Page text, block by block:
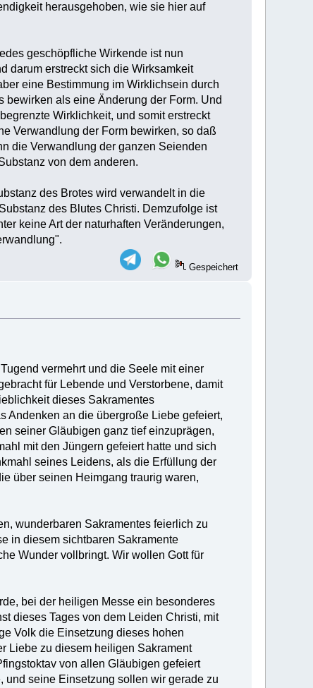
herausgehoben, wie sie hier auf
geschöpfliche Wirkende ist nun
darum erstreckt sich die Wirksamkeit
eine Bestimmung im Wirklichsein durch
als eine Änderung der Form. Und
Wirklichkeit, und somit erstreckt
Verwandlung der Form bewirken, so daß
die Verwandlung der ganzen Seienden
von dem anderen.
des Brotes wird verwandelt in die
des Blutes Christi. Demzufolge ist
keine Art der naturhaften Veränderungen,
Gespeichert
vermehrt und die Seele mit einer
für Lebende und Verstorbene, damit
dieses Sakramentes
Andenken an die übergroße Liebe gefeiert,
seiner Gläubigen ganz tief einzuprägen,
mit den Jüngern gefeiert hatte und sich
seines Leidens, als die Erfüllung der
über seinen Heimgang traurig waren,
wunderbaren Sakramentes feierlich zu
in diesem sichtbaren Sakramente
Wunder vollbringt. Wir wollen Gott für
bei der heiligen Messe ein besonderes
dieses Tages von dem Leiden Christi, mit
Volk die Einsetzung dieses hohen
Liebe zu diesem heiligen Sakrament
von allen Gläubigen gefeiert
und seine Einsetzung sollen wir gerade zu